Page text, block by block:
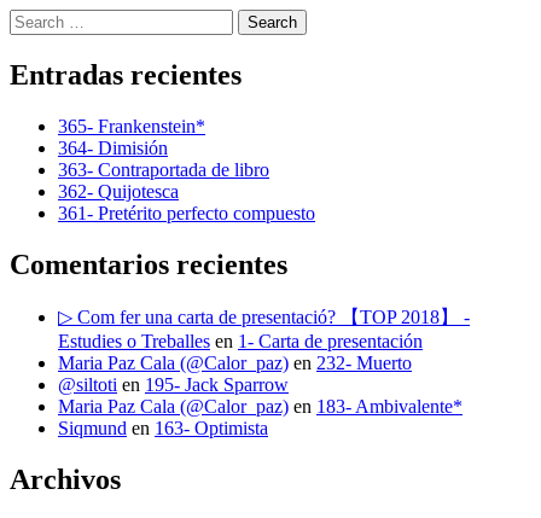
Search
Entradas recientes
365- Frankenstein*
364- Dimisión
363- Contraportada de libro
362- Quijotesca
361- Pretérito perfecto compuesto
Comentarios recientes
▷ Com fer una carta de presentació? 【TOP 2018】 -
Estudies o Treballes en 1- Carta de presentación
Maria Paz Cala (@Calor_paz) en 232- Muerto
@siltoti en 195- Jack Sparrow
Maria Paz Cala (@Calor_paz) en 183- Ambivalente*
Siqmund en 163- Optimista
Archivos